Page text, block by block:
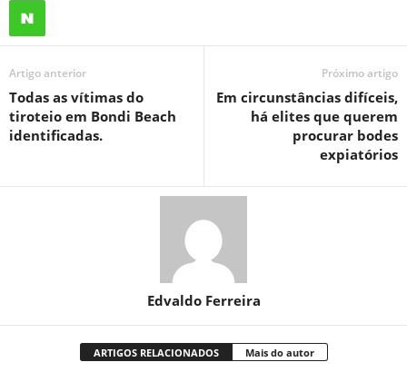
Artigo anterior
Todas as vítimas do
tiroteio em Bondi Beach
identificadas.
Próximo artigo
Em circunstâncias difíceis,
há elites que querem
procurar bodes
expiatórios
Edvaldo Ferreira
ARTIGOS RELACIONADOS Mais do autor